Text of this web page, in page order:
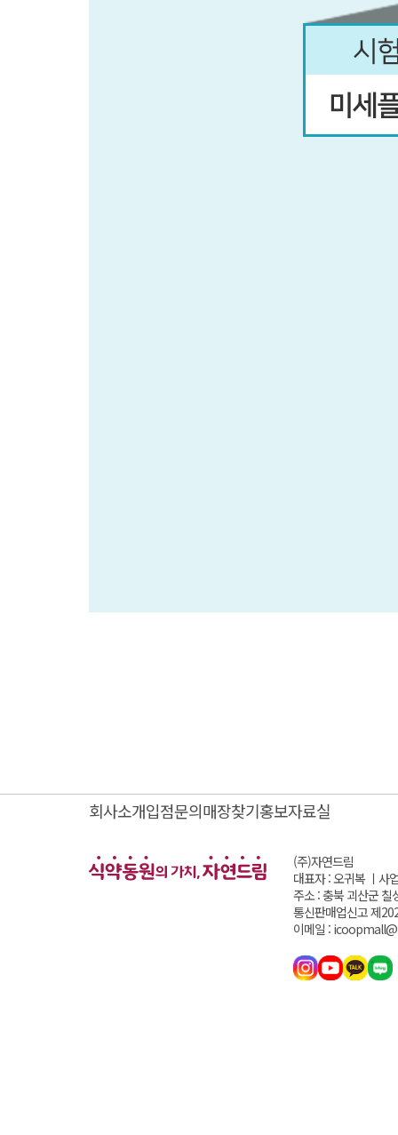
회사소개입점문의매장찾기홍보자료실
(주)자연드림
대표자 : 오귀복 ㅣ 사
주소 : 충북 괴산군 칠
통신판매업신고 제
이메일 :